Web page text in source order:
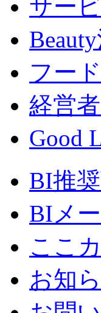
サー
フー
経営
Good
BI推
BIメ
ここ
お知